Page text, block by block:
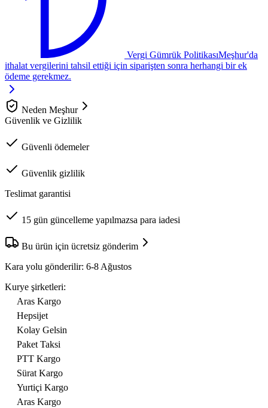
Vergi Gümrük PolitikasıMeşhur'da
ithalat vergilerini tahsil ettiği için siparişten sonra herhangi bir ek
ödeme gerekmez.
Neden Meşhur
Güvenlik ve Gizlilik
Güvenli ödemeler
Güvenlik gizlilik
Teslimat garantisi
15 gün güncelleme yapılmazsa para iadesi
Bu ürün için ücretsiz gönderim
Kara yolu gönderilir: 6-8 Ağustos
Kurye şirketleri:
Aras Kargo
Hepsijet
Kolay Gelsin
Paket Taksi
PTT Kargo
Sürat Kargo
Yurtiçi Kargo
Aras Kargo